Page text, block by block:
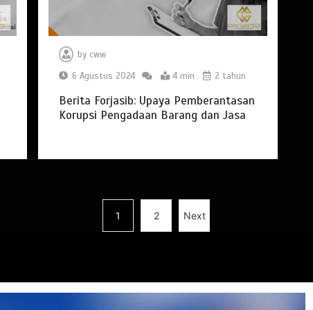
by cww
6 Agustus 2024
4 min 2 tahun
Berita Forjasib: Upaya Pemberantasan
Korupsi Pengadaan Barang dan Jasa
1 2 Next